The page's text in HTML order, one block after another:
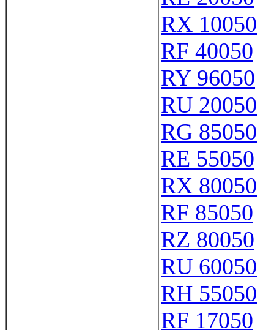
RX 10050
RF 40050
RY 96050
RU 20050
RG 85050
RE 55050
RX 80050
RF 85050
RZ 80050
RU 60050
RH 55050
RF 17050